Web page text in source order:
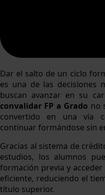
Dar el salto de un ciclo
es una de las decisiones
buscan avanzar en su
convalidar FP a Grado no
convertido en una vía
continuar formándose sin
Gracias al sistema de
estudios, los alumnos
formación previa y
eficiente, reduciendo el
título superior.